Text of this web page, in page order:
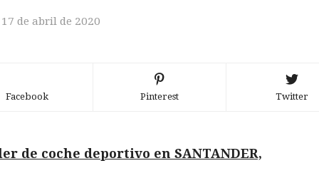
de abril de 2020
Facebook Pinterest Twitter
de coche deportivo en SANTANDER,